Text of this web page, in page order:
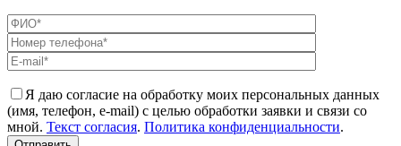
Я даю согласие на обработку моих персональных данных
(имя, телефон, e-mail) с целью обработки заявки и связи со
мной. Текст согласия. Политика конфиденциальности.